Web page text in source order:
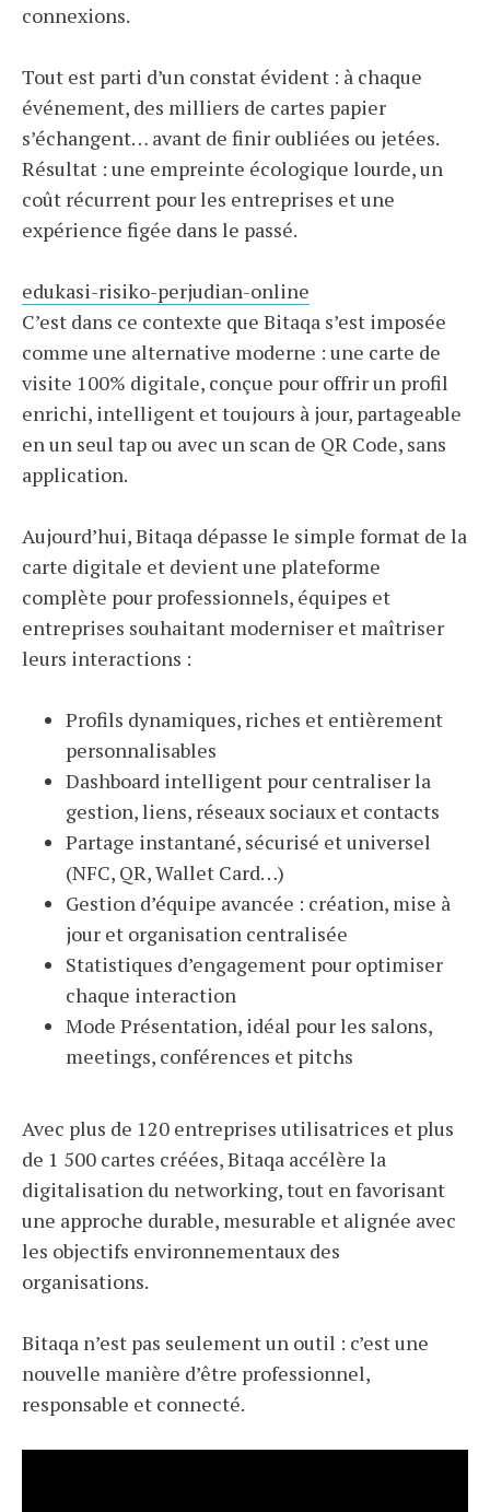
connexions.
Tout est parti d’un constat évident : à chaque
événement, des milliers de cartes papier
s’échangent… avant de finir oubliées ou jetées.
Résultat : une empreinte écologique lourde, un
coût récurrent pour les entreprises et une
expérience figée dans le passé.
edukasi-risiko-perjudian-online
C’est dans ce contexte que Bitaqa s’est imposée
comme une alternative moderne : une carte de
visite 100% digitale, conçue pour offrir un profil
enrichi, intelligent et toujours à jour, partageable
en un seul tap ou avec un scan de QR Code, sans
application.
Aujourd’hui, Bitaqa dépasse le simple format de la
carte digitale et devient une plateforme
complète pour professionnels, équipes et
entreprises souhaitant moderniser et maîtriser
leurs interactions :
Profils dynamiques, riches et entièrement
personnalisables
Dashboard intelligent pour centraliser la
gestion, liens, réseaux sociaux et contacts
Partage instantané, sécurisé et universel
(NFC, QR, Wallet Card…)
Gestion d’équipe avancée : création, mise à
jour et organisation centralisée
Statistiques d’engagement pour optimiser
chaque interaction
Mode Présentation, idéal pour les salons,
meetings, conférences et pitchs
Avec plus de 120 entreprises utilisatrices et plus
de 1 500 cartes créées, Bitaqa accélère la
digitalisation du networking, tout en favorisant
une approche durable, mesurable et alignée avec
les objectifs environnementaux des
organisations.
Bitaqa n’est pas seulement un outil : c’est une
nouvelle manière d’être professionnel,
responsable et connecté.